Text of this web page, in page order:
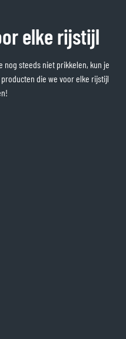
elke rijstijl
nog steeds niet prikkelen, kun je
die we voor elke rijstijl